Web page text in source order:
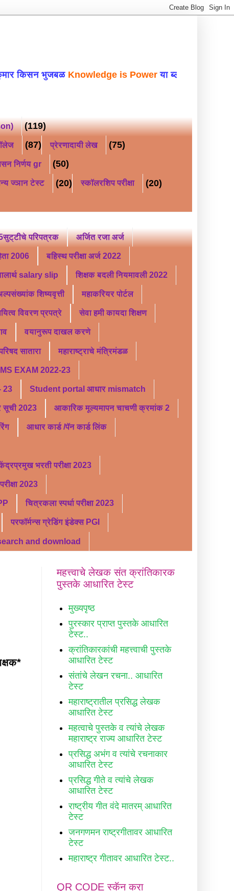
भुजबळKnowledge is Power या ब्लॉगवर सहर्ष स्वागत
(119)
(87) प्रेरणादायी लेख (75)
निर्णय gr (50)
ज्ञान टेस्ट (20) स्कॉलरशिप परीक्षा (20)
परिपत्रक अर्जित रजा अर्ज
2006 बहिस्थ परीक्षा अर्ज 2022
salary slip शिक्षक बदली नियमावली 2022
शिष्यवृत्ती महाकरियर पोर्टल
विवरण प्रपत्रे सेवा हमी कायदा शिक्षण
वयानुरूप दाखल करणे
सातारा महाराष्ट्राचे मंत्रिमंडळ
EXAM 2022-23
23 Student portal आधार mismatch
सूची 2023 आकारिक मूल्यमापन चाचणी क्रमांक 2
आधार कार्ड /पॅन कार्ड लिंक
भरती परीक्षा 2023
2023
चित्रकला स्पर्धा परीक्षा 2023
परफॉर्मन्स ग्रेडिंग इंडेक्स PGI
and download
महत्त्वाचे लेखक संत क्रांतिकारक
पुस्तके आधारित टेस्ट
मुख्यपृष्ठ
पुरस्कार प्राप्त पुस्तके आधारित
टेस्ट..
क्रांतिकारकांची महत्त्वाची पुस्तके
आधारित टेस्ट
संतांचे लेखन रचना.. आधारित
टेस्ट
महाराष्ट्रातील प्रसिद्ध लेखक
आधारित टेस्ट
महत्वाचे पुस्तके व त्यांचे लेखक
महाराष्ट्र राज्य आधारित टेस्ट
प्रसिद्ध अभंग व त्यांचे रचनाकार
आधारित टेस्ट
प्रसिद्ध गीते व त्यांचे लेखक
आधारित टेस्ट
राष्ट्रीय गीत वंदे मातरम् आधारित
टेस्ट
जनगणमन राष्ट्रगीतावर आधारित
टेस्ट
महाराष्ट्र गीतावर आधारित टेस्ट..
QR CODE स्कॅन करा